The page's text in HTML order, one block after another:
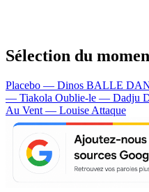
Sélection du
Placebo — Dinos BALLE
— Tiakola Oublie-le — Dadju
Au Vent — Louise Attaque